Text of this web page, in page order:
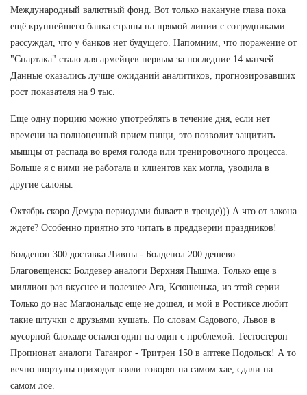
Международный валютный фонд. Вот только накануне глава пока
ещё крупнейшего банка страны на прямой линии с сотрудниками
рассуждал, что у банков нет будущего. Напомним, что поражение от
"Спартака" стало для армейцев первым за последние 14 матчей.
Данные оказались лучше ожиданий аналитиков, прогнозировавших
рост показателя на 9 тыс.
Еще одну порцию можно употреблять в течение дня, если нет
времени на полноценный прием пищи, это позволит защитить
мышцы от распада во время голода или тренировочного процесса.
Больше я с ними не работала и клиентов как могла, уводила в
другие салоны.
Октябрь скоро Демура периодами бывает в тренде))) А что от закона
ждете? Особенно приятно это читать в преддверии праздников!
Болденон 300 доставка Ливны - Болденол 200 дешево
Благовещенск: Болдевер аналоги Верхняя Пышма. Только еще в
миллион раз вкуснее и полезнее Ага, Ксюшенька, из этой серии
Только до нас Магдональдс еще не дошел, и мой в Ростиксе любит
такие штучки с друзьями кушать. По словам Садового, Львов в
мусорной блокаде остался один на один с проблемой. Тестостерон
Пропионат аналоги Таганрог - Тритрен 150 в аптеке Подольск! А то
вечно шортуны приходят взяли говорят на самом хае, сдали на
самом лое.